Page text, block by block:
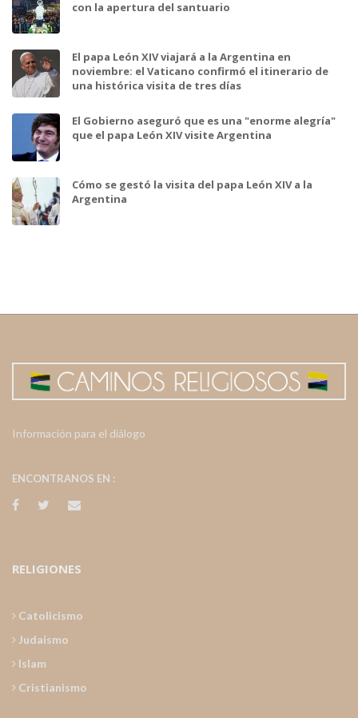
con la apertura del santuario
El papa León XIV viajará a la Argentina en
noviembre: el Vaticano confirmó el itinerario de
una histórica visita de tres días
El Gobierno aseguró que es una "enorme alegría"
que el papa León XIV visite Argentina
Cómo se gestó la visita del papa León XIV a la
Argentina
Información para el diálogo
ENCONTRANOS EN :
RELIGIONES
Catolicismo
Judaismo
Islam
Cristianismo